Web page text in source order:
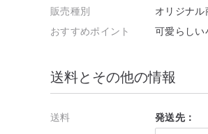
販売種別
オリジナル
おすすめポイント
可愛らしい
送料とその他の情報
送料 発送先：